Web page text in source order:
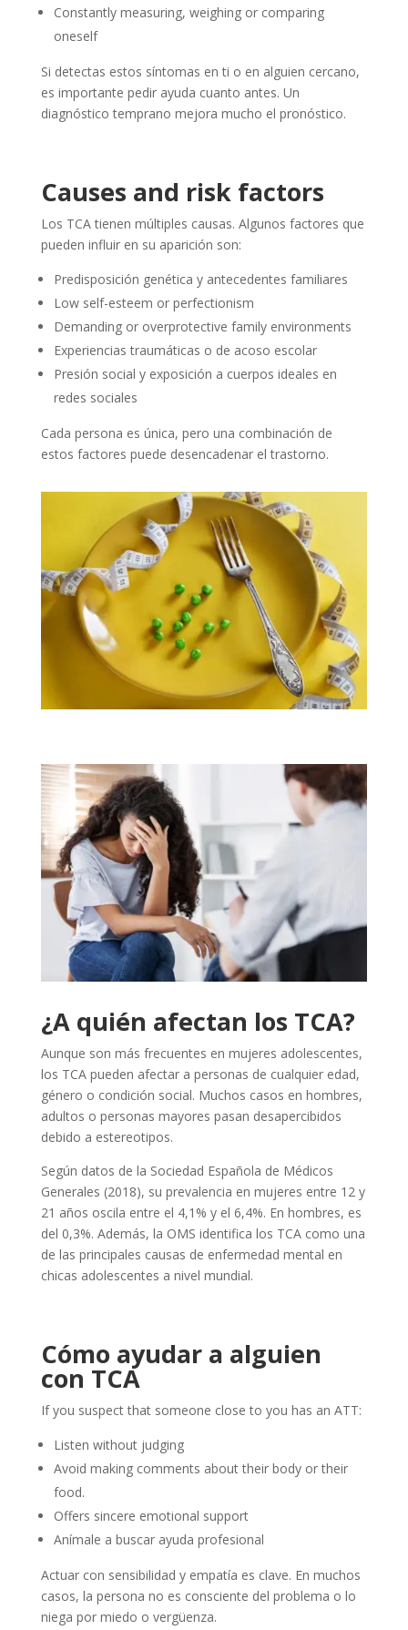
Constantly measuring, weighing or comparing
oneself
Si detectas estos síntomas en ti o en alguien cercano,
es importante pedir ayuda cuanto antes. Un
diagnóstico temprano mejora mucho el pronóstico.
Causes and risk factors
Los TCA tienen múltiples causas. Algunos factores que
pueden influir en su aparición son:
Predisposición genética y antecedentes familiares
Low self-esteem or perfectionism
Demanding or overprotective family environments
Experiencias traumáticas o de acoso escolar
Presión social y exposición a cuerpos ideales en
redes sociales
Cada persona es única, pero una combinación de
estos factores puede desencadenar el trastorno.
¿A quién afectan los TCA?
Aunque son más frecuentes en mujeres adolescentes,
los TCA pueden afectar a personas de cualquier edad,
género o condición social. Muchos casos en hombres,
adultos o personas mayores pasan desapercibidos
debido a estereotipos.
Según datos de la Sociedad Española de Médicos
Generales (2018), su prevalencia en mujeres entre 12 y
21 años oscila entre el 4,1% y el 6,4%. En hombres, es
del 0,3%. Además, la OMS identifica los TCA como una
de las principales causas de enfermedad mental en
chicas adolescentes a nivel mundial.
Cómo ayudar a alguien
con TCA
If you suspect that someone close to you has an ATT:
Listen without judging
Avoid making comments about their body or their
food.
Offers sincere emotional support
Anímale a buscar ayuda profesional
Actuar con sensibilidad y empatía es clave. En muchos
casos, la persona no es consciente del problema o lo
niega por miedo o vergüenza.